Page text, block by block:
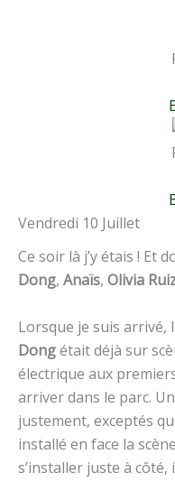
Vendredi 10 Juillet
Ce soir là j’y étais ! Et
Dong, Anaïs, Olivia
Lorsque je suis arrivé,
Dongétait déjà sur
électrique aux
arriver dans le parc.
justement, exceptés
installé en face la
s’installer juste à côté,